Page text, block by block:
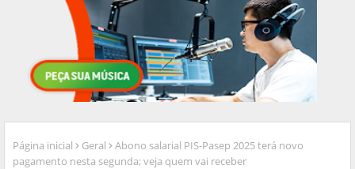
Página inicial Geral
Abono salarial PIS-Pasep 2025 terá novo
pagamento nesta segunda; veja quem vai receber